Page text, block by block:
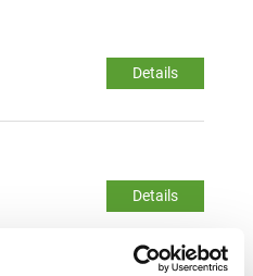
Details
Details